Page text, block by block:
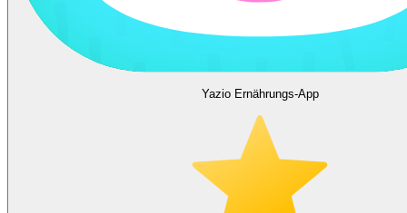
Yazio Ernährungs-App